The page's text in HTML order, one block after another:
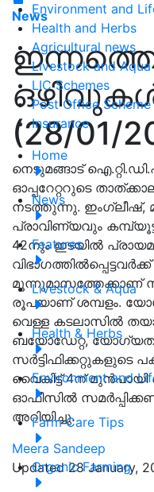
Environment and
Health and Herbs
Agricultural news
Livestock and Aqua
LIC Schemes
Post Office Scheme
Insurance
Home
News
Features
Livestock & Aqua
Health & Herbs
Environment and
Farm Care Tips
Organic Farming
News
(28/01/
നെടുമങ്ങാട്
ഓപ്പറേറ്ററുടെ
നടത്തുന്നു. ഇംഗ്ലീഷ്,
പ്രാവിണ്യവും
42നും ഇടയിൽ
മൂന്നുമാസത്തേക്കാണ്
രൂപയാണ് ശമ്പളം.
വെള്ള കടലാസിൽ
ബയോഡേറ്റ, യോഗ്യത,
സർട്ടിഫിക്കറ്റുകളുടെ
വൈകിട്ട് 4ന് മുൻപായി
ഓഫീസിൽ
അറിയിച്ചു.
Meera Sandeep
Updated 28 January,